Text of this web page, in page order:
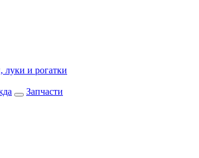
луки и рогатки
Запчасти